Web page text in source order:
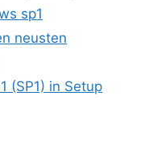
sp1
neusten
(SP1) in Setup